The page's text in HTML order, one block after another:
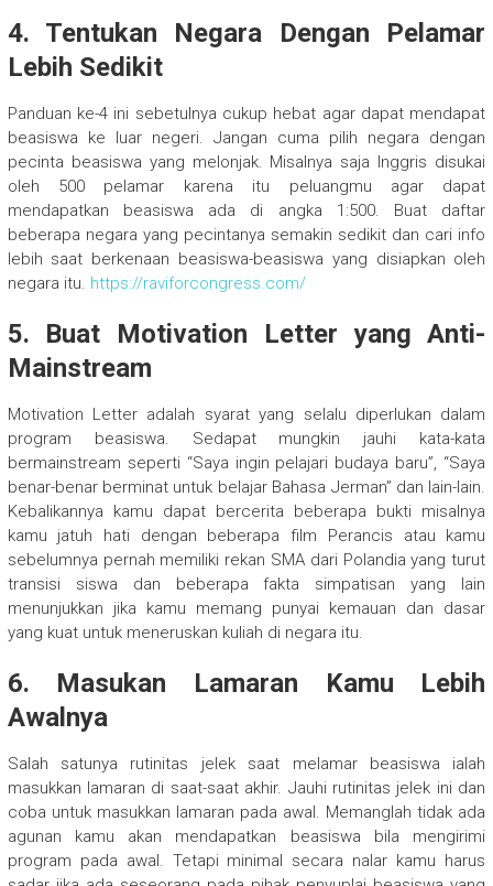
4. Tentukan Negara Dengan Pelamar
Lebih Sedikit
Panduan ke-4 ini sebetulnya cukup hebat agar dapat mendapat
beasiswa ke luar negeri. Jangan cuma pilih negara dengan
pecinta beasiswa yang melonjak. Misalnya saja Inggris disukai
oleh 500 pelamar karena itu peluangmu agar dapat
mendapatkan beasiswa ada di angka 1:500. Buat daftar
beberapa negara yang pecintanya semakin sedikit dan cari info
lebih saat berkenaan beasiswa-beasiswa yang disiapkan oleh
negara itu. https://raviforcongress.com/
5. Buat Motivation Letter yang Anti-
Mainstream
Motivation Letter adalah syarat yang selalu diperlukan dalam
program beasiswa. Sedapat mungkin jauhi kata-kata
bermainstream seperti “Saya ingin pelajari budaya baru”, “Saya
benar-benar berminat untuk belajar Bahasa Jerman” dan lain-lain.
Kebalikannya kamu dapat bercerita beberapa bukti misalnya
kamu jatuh hati dengan beberapa film Perancis atau kamu
sebelumnya pernah memiliki rekan SMA dari Polandia yang turut
transisi siswa dan beberapa fakta simpatisan yang lain
menunjukkan jika kamu memang punyai kemauan dan dasar
yang kuat untuk meneruskan kuliah di negara itu.
6. Masukan Lamaran Kamu Lebih
Awalnya
Salah satunya rutinitas jelek saat melamar beasiswa ialah
masukkan lamaran di saat-saat akhir. Jauhi rutinitas jelek ini dan
coba untuk masukkan lamaran pada awal. Memanglah tidak ada
agunan kamu akan mendapatkan beasiswa bila mengirimi
program pada awal. Tetapi minimal secara nalar kamu harus